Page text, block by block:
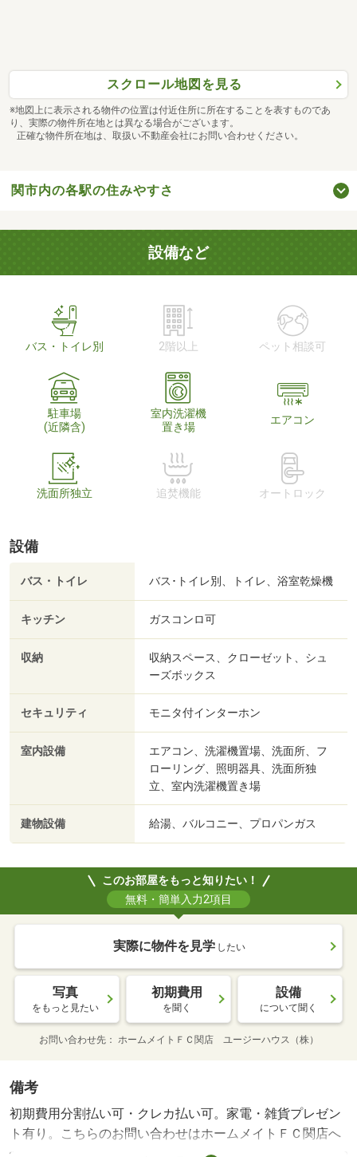
スクロール地図を見る
※地図上に表示される物件の位置は付近住所に所在することを表すものであ
り、実際の物件所在地とは異なる場合がございます。
正確な物件所在地は、取扱い不動産会社にお問い合わせください。
関市内の各駅の住みやすさ
設備など
バス・トイレ別 2階以上 ペット相談可
駐車場
(近隣含)
室内洗濯機
置き場
エアコン
洗面所独立 追焚機能 オートロック
設備
バス・トイレ バス･トイレ別、トイレ、浴室乾燥機
キッチン ガスコンロ可
収納
収納スペース、クローゼット、シュ
ーズボックス
セキュリティ モニタ付インターホン
室内設備
エアコン、洗濯機置場、洗面所、フ
ローリング、照明器具、洗面所独
立、室内洗濯機置き場
建物設備 給湯、バルコニー、プロパンガス
このお部屋をもっと知りたい！
無料・簡単入力2項目
実際に物件を見学 したい
写真
をもっと見たい
初期費用
を聞く
設備
について聞く
お問い合わせ先 ホームメイトＦＣ関店 ユージーハウス（株）
備考
初期費用分割払い可・クレカ払い可。家電・雑貨プレゼン
ト有り。こちらのお問い合わせはホームメイトＦＣ関店へ
ぜひどうぞ（ＴＥＬ：０５７５－２１－２１０３ まで）